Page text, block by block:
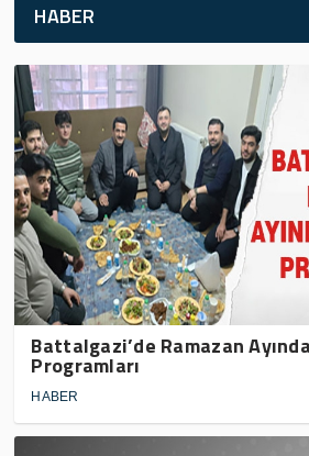
HABER
Battalgazi’de Ramazan
Programları
HABER